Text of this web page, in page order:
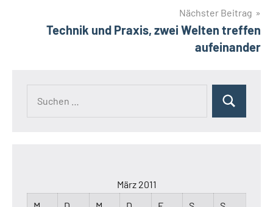
Nächster Beitrag
Technik und Praxis, zwei Welten treffen
aufeinander
Suchen
März 2011